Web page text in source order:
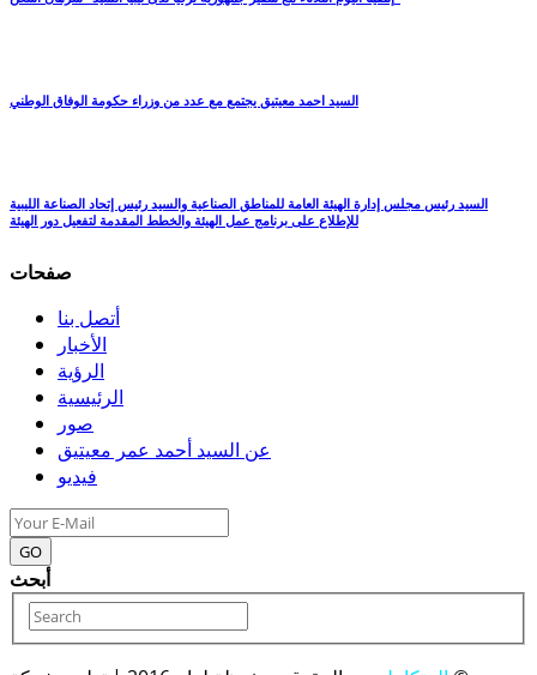
السيد احمد معيتيق يجتمع مع عدد من وزراء حكومة الوفاق الوطني
السيد رئيس مجلس إدارة الهيئة العامة للمناطق الصناعية والسيد رئيس إتحاد الصناعة الليبية
للإطلاع على برنامج عمل الهيئة والخطط المقدمة لتفعيل دور الهيئة
صفحات
أتصل بنا
الأخبار
الرؤية
الرئيسية
صور
عن السيد أحمد عمر معيتيق
فيديو
GO
أبحث